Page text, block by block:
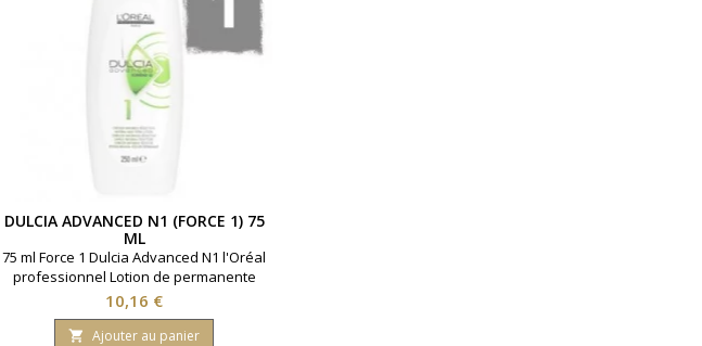
DULCIA ADVANCED N1 (FORCE 1) 75
ML
75 ml Force 1 Dulcia Advanced N1 l'Oréal
professionnel Lotion de permanente
longue durée idéal cheveux naturels
Prix
10,16 €
 Ajouter au panier